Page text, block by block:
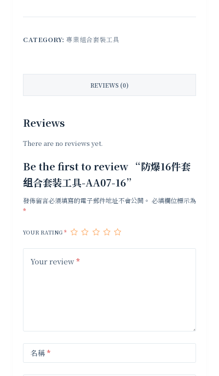
CATEGORY: 專業組合套裝工具
REVIEWS (0)
Reviews
There are no reviews yet.
Be the first to review “防爆16件套
组合套装工具-AA07-16”
發佈留言必須填寫的電子郵件地址不會公開。 必填欄位標示為
*
YOUR RATING*
Your review*
名稱*